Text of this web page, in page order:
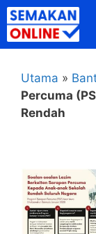
Skip
to
content
Utama »
Percuma
Rendah